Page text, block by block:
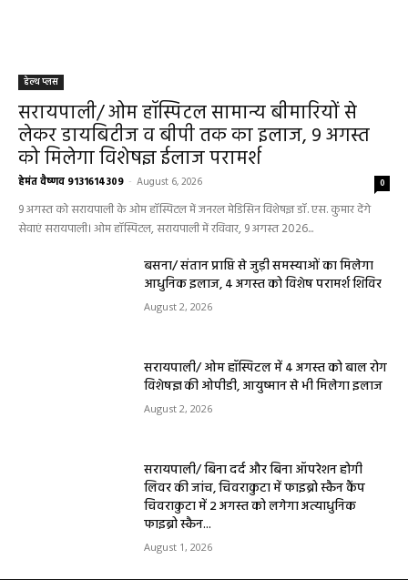
हेल्थ प्लस
सरायपाली/ ओम हॉस्पिटल सामान्य बीमारियों से
लेकर डायबिटीज व बीपी तक का इलाज, 9 अगस्त
को मिलेगा विशेषज्ञ ईलाज परामर्श
हेमंत वैष्णव 9131614309 - August 6, 2026 0
9 अगस्त को सरायपाली के ओम हॉस्पिटल में जनरल मेडिसिन विशेषज्ञ डॉ. एस. कुमार देंगे
सेवाएं सरायपाली। ओम हॉस्पिटल, सरायपाली में रविवार, 9 अगस्त 2026...
बसना/ संतान प्राप्ति से जुड़ी समस्याओं का मिलेगा
आधुनिक इलाज, 4 अगस्त को विशेष परामर्श शिविर
August 2, 2026
सरायपाली/ ओम हॉस्पिटल में 4 अगस्त को बाल रोग
विशेषज्ञ की ओपीडी, आयुष्मान से भी मिलेगा इलाज
August 2, 2026
सरायपाली/ बिना दर्द और बिना ऑपरेशन होगी
लिवर की जांच, चिवराकुटा में फाइब्रो स्कैन कैंप
चिवराकुटा में 2 अगस्त को लगेगा अत्याधुनिक
फाइब्रो स्कैन...
August 1, 2026